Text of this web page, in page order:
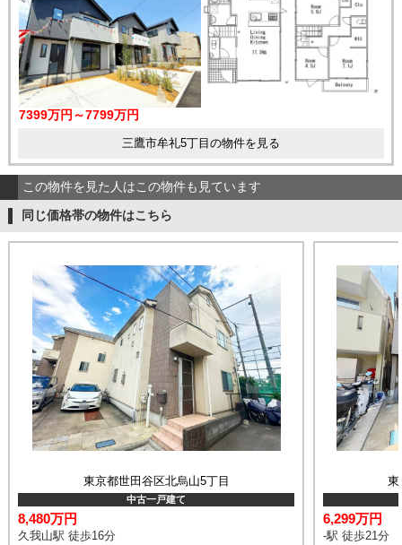
7399万円～7799万円
三鷹市牟礼5丁目の物件を見る
この物件を見た人はこの物件も見ています
同じ価格帯の物件はこちら
東京都世田谷区北烏山5丁目
中古一戸建て
8,480万円
久我山駅 徒歩16分
東
6,299万円
-駅 徒歩21分